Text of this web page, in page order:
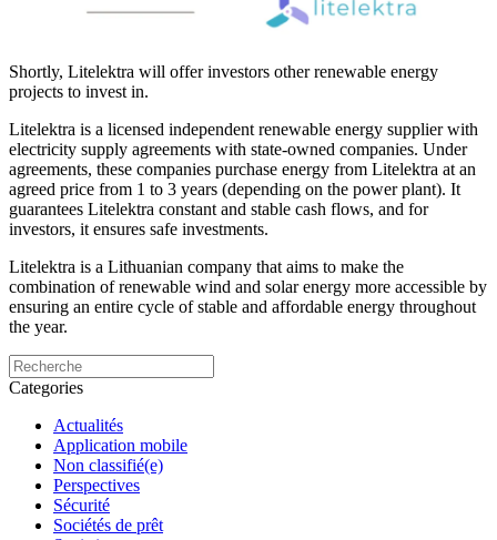
Shortly, Litelektra will offer investors other renewable energy
projects to invest in.
Litelektra is a licensed independent renewable energy supplier with
electricity supply agreements with state-owned companies. Under
agreements, these companies purchase energy from Litelektra at an
agreed price from 1 to 3 years (depending on the power plant). It
guarantees Litelektra constant and stable cash flows, and for
investors, it ensures safe investments.
Litelektra is a Lithuanian company that aims to make the
combination of renewable wind and solar energy more accessible by
ensuring an entire cycle of stable and affordable energy throughout
the year.
Categories
Actualités
Application mobile
Non classifié(e)
Perspectives
Sécurité
Sociétés de prêt